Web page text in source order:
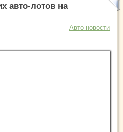
авто-лотов на
Авто новости